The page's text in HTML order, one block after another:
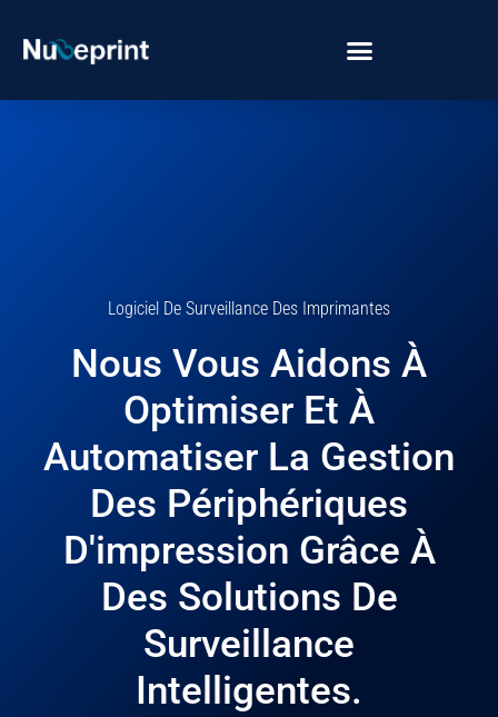
Logiciel De Surveillance Des Imprimantes
Nous Vous Aidons À
Optimiser Et À
Automatiser La Gestion
Des Périphériques
D'impression Grâce À
Des Solutions De
Surveillance
Intelligentes.